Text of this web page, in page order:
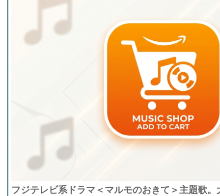
フジテレビ系ドラマ＜マルモのおきて＞主題歌